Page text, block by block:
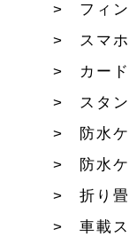
フィ
スマ
カー
スタ
防水
防水
折り
車載